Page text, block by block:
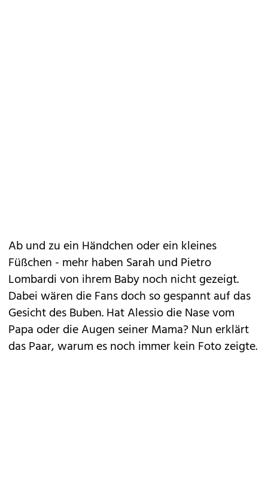
Ab und zu ein Händchen oder ein kleines
Füßchen - mehr haben Sarah und Pietro
Lombardi von ihrem Baby noch nicht gezeigt.
Dabei wären die Fans doch so gespannt auf das
Gesicht des Buben. Hat Alessio die Nase vom
Papa oder die Augen seiner Mama? Nun erklärt
das Paar, warum es noch immer kein Foto zeigte.